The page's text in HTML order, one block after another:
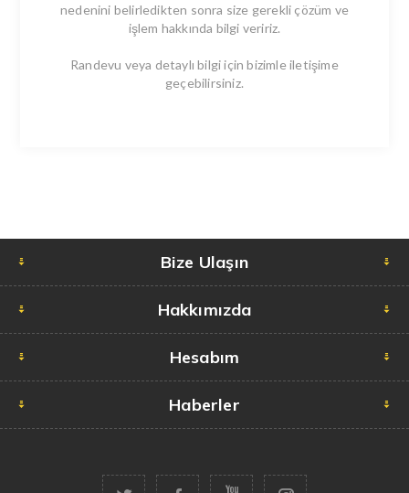
nedenini belirledikten sonra size gerekli çözüm ve
işlem hakkında bilgi veririz.
Randevu veya detaylı bilgi için bizimle iletişime
geçebilirsiniz.
Bize Ulaşın
Hakkımızda
Hesabım
Haberler